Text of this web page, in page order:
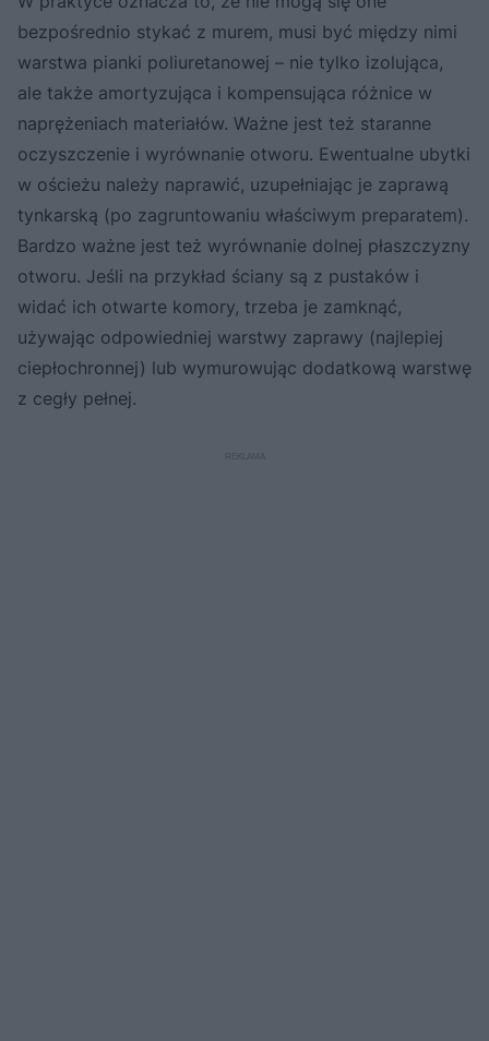
bezpośrednio stykać z murem, musi być między nimi
warstwa pianki poliuretanowej – nie tylko izolująca,
ale także amortyzująca i kompensująca różnice w
naprężeniach materiałów. Ważne jest też staranne
oczyszczenie i wyrównanie otworu. Ewentualne ubytki
w ościeżu należy naprawić, uzupełniając je zaprawą
tynkarską (po zagruntowaniu właściwym preparatem).
Bardzo ważne jest też wyrównanie dolnej płaszczyzny
otworu. Jeśli na przykład ściany są z pustaków i
widać ich otwarte komory, trzeba je zamknąć,
używając odpowiedniej warstwy zaprawy (najlepiej
ciepłochronnej) lub wymurowując dodatkową warstwę
z cegły pełnej.